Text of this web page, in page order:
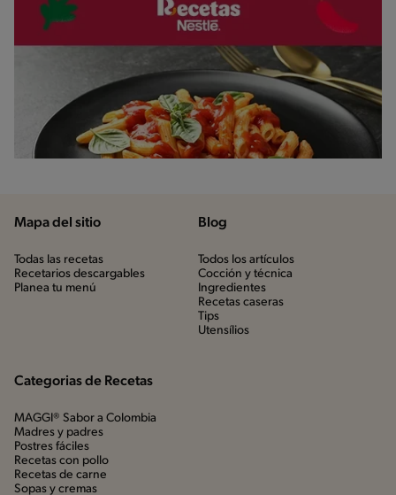
Mapa del sitio
Todas las recetas
Recetarios descargables
Planea tu menú
Blog
Todos los artículos
Cocción y técnica
Ingredientes
Recetas caseras
Tips
Utensílios
Categorias de Recetas
MAGGI® Sabor a Colombia
Madres y padres
Postres fáciles
Recetas con pollo
Recetas de carne
Sopas y cremas